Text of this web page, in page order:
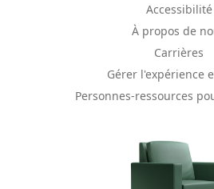
Accessibilité
À propos de
Carrières
Gérer l'expérience
Personnes-ressources